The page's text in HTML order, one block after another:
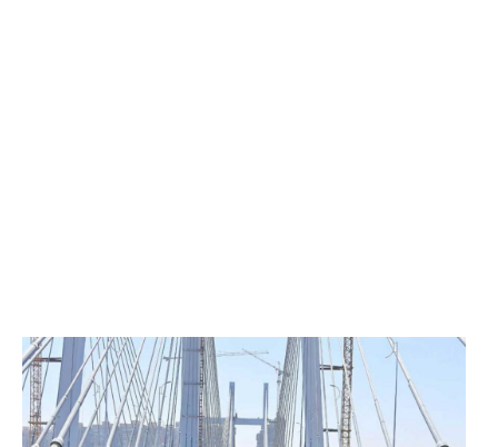
الرئيس عبد الفتاح السيسي يفتتح محور روض الفرج
وكوبري تحيا مصر